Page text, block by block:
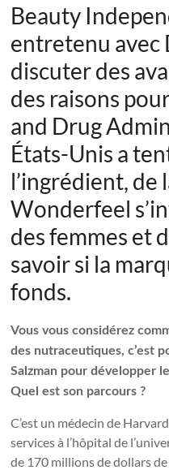
Beauty
entretenu avec
discuter des
des raisons
and Drug
États-Unis a
l’ingrédient, de
Wonderfeel
des femmes et
savoir si la
fonds.
Vous vous considérez
des nutraceutiques, c’est
Salzman pour développer
Quel est son parcours ?
C’est un médecin de
services à l’hôpital de
de 170 millions de dollars